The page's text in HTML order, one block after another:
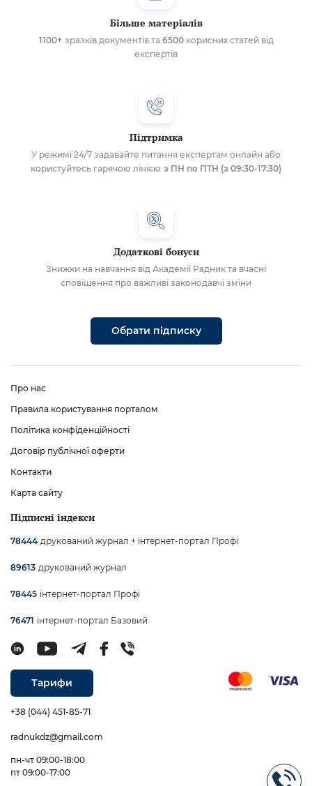
Більше матеріалів
1100+ зразків документів та 6500корисних статей від
експертів
Підтримка
У режимі 24/7 задавайте питання експертам онлайн або
користуйтесь гарячою лінією з ПН по ПТН (з 09:30-17:30)
Додаткові бонуси
Знижки на навчання від Академії Радник та вчасні
сповіщення про важливі законодавчі зміни
Обрати підписку
Про нас
Правила користування порталом
Політика конфіденційності
Договір публічної оферти
Контакти
Карта сайту
Підписні індекси
78444 друкований журнал + інтернет-портал Профі
89613 друкований журнал
78445 інтернет-портал Профі
76471 інтернет-портал Базовий
Тарифи
+38 (044) 451-85-71
radnukdz@gmail.com
пн-чт 09:00-18:00
пт 09:00-17:00